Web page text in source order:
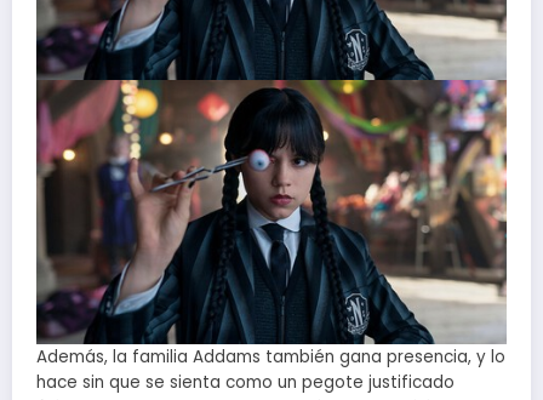
Además, la familia Addams también gana presencia, y lo
hace sin que se sienta como un pegote justificado